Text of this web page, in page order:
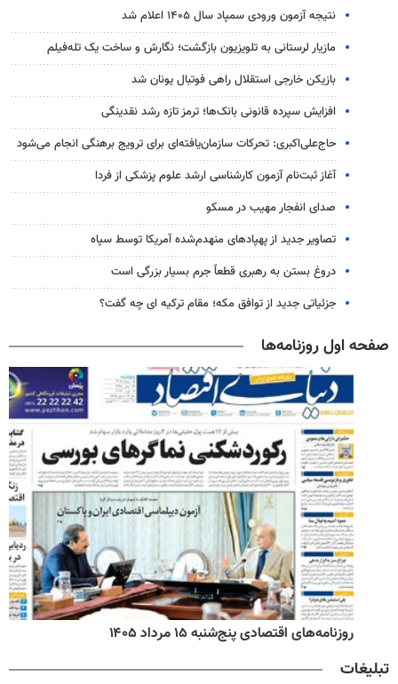
نتیجه آزمون ورودی سمپاد سال ۱۴۰۵ اعلام شد
مازیار لرستانی به تلویزیون بازگشت؛ نگارش و ساخت یک تله‌فیلم
بازیکن خارجی استقلال راهی فوتبال یونان شد
افزایش سپرده قانونی بانک‌ها؛ ترمز تازه رشد نقدینگی
حاج‌علی‌اکبری: تحرکات سازمان‌یافته‌ای برای ترویج برهنگی انجام می‌شود
آغاز ثبت‌نام‌ آزمون کارشناسی ارشد علوم پزشکی از فردا
صدای انفجار مهیب در مسکو
تصاویر جدید از پهپادهای منهدم‌شده آمریکا توسط سپاه
دروغ بستن به رهبری قطعاً جرم بسیار بزرگی است
جزئیاتی جدید از توافق مکه؛ مقام ترکیه ای چه گفت؟
صفحه اول روزنامه‌ها
روزنامه‌های اقتصادی پنج‌شنبه ۱۵ مرداد ۱۴۰۵
تبلیغات